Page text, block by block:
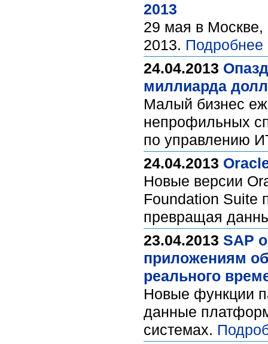
2013
29 мая в Москве,
2013. Подробнее
24.04.2013
миллиарда
Малый бизнес
непрофильных
по управлению
24.04.2013
Новые версии
Foundation Suite
превращая
23.04.2013 SAP
приложениям
реального
Новые функции
данные
системах.